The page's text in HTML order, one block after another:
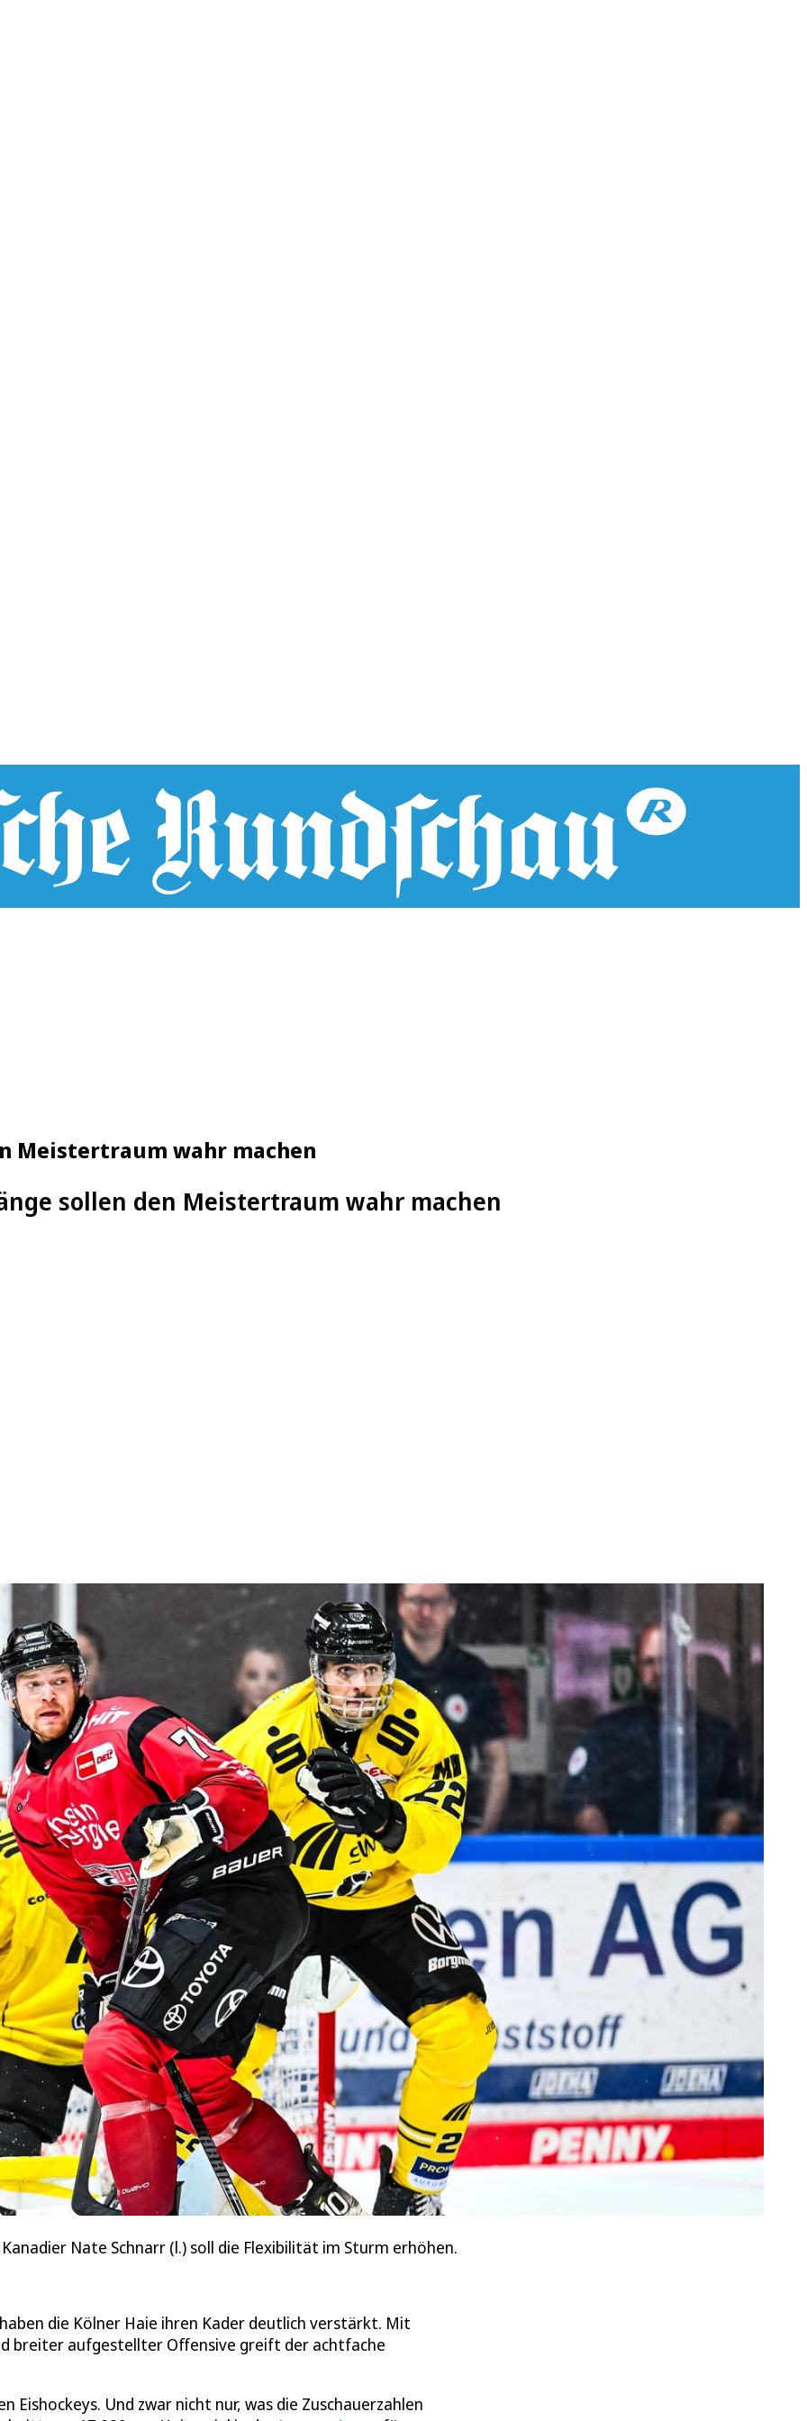
Meistertraum wahr machen
sollen den Meistertraum wahr machen
Nate Schnarr (l.) soll die Flexibilität im Sturm erhöhen.
die Kölner Haie ihren Kader deutlich verstärkt. Mit
breiter aufgestellter Offensive greift der achtfache
Eishockeys. Und zwar nicht nur, was die Zuschauerzahlen